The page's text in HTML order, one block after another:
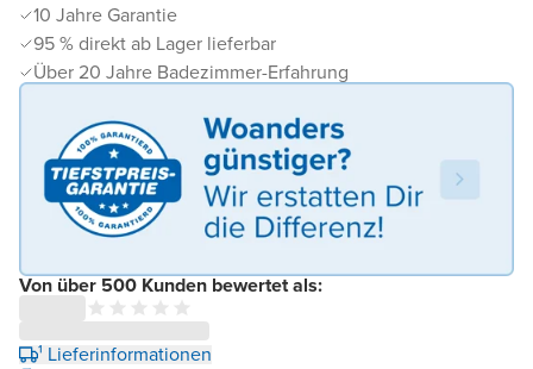
10 Jahre Garantie
95 % direkt ab Lager lieferbar
Über 20 Jahre Badezimmer-Erfahrung
Von über 500 Kunden bewertet als:
¹ Lieferinformationen